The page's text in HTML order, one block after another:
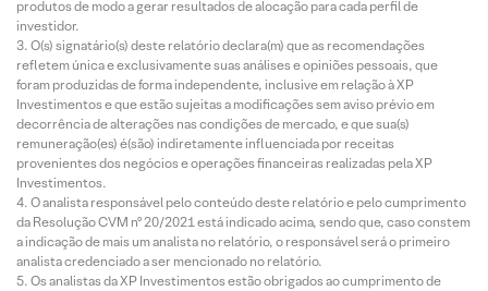
produtos de modo a gerar resultados de alocação para cada perfil de
investidor.
O(s) signatário(s) deste relatório declara(m) que as recomendações
refletem única e exclusivamente suas análises e opiniões pessoais, que
foram produzidas de forma independente, inclusive em relação à XP
Investimentos e que estão sujeitas a modificações sem aviso prévio em
decorrência de alterações nas condições de mercado, e que sua(s)
remuneração(es) é(são) indiretamente influenciada por receitas
provenientes dos negócios e operações financeiras realizadas pela XP
Investimentos.
O analista responsável pelo conteúdo deste relatório e pelo cumprimento
da Resolução CVM nº 20/2021 está indicado acima, sendo que, caso constem
a indicação de mais um analista no relatório, o responsável será o primeiro
analista credenciado a ser mencionado no relatório.
Os analistas da XP Investimentos estão obrigados ao cumprimento de